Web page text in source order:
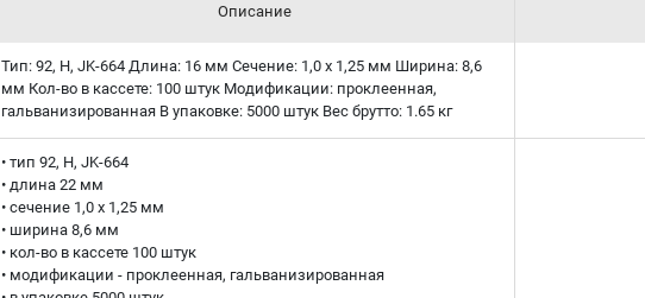
Описание
Тип: 92, H, JK-664 Длина: 16 мм Сечение: 1,0 x 1,25 мм Ширина: 8,6
мм Кол-во в кассете: 100 штук Модификации: проклеенная,
гальванизированная В упаковке: 5000 штук Вес брутто: 1.65 кг
• тип 92, H, JK-664
• длина 22 мм
• сечение 1,0 x 1,25 мм
• ширина 8,6 мм
• кол-во в кассете 100 штук
• модификации - проклеенная, гальванизированная